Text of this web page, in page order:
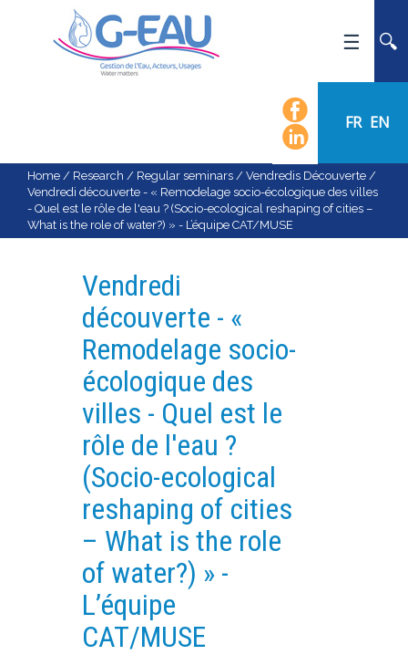
FR EN
NEWS
EVENTS
CALENDAR OF EVENTS
SCIENTIFIC FIELDS
RECRUITMENT
RESEARCH
EXPERIMENTAL PLATFORMS
GEOGRAPHIC LOCATIONS
CURRENT PROJECTS
COMPLETED PROJECTS
UMR NETWORKS
REGULAR SEMINARS
TRAINING COURSES
MASTER
Home / Research / Regular seminars / Vendredis Découverte /
Vendredi découverte - « Remodelage socio-écologique des villes
- Quel est le rôle de l'eau ? (Socio-ecological reshaping of cities –
What is the role of water?) » - L’équipe CAT/MUSE
Vendredi
découverte - «
Remodelage socio-
écologique des
villes - Quel est le
rôle de l'eau ?
(Socio-ecological
reshaping of cities
– What is the role
of water?) » -
L’équipe
CAT/MUSE